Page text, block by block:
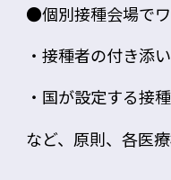
●個別接種会場で
・接種者の付き添
・国が設定する接
など、原則、 各医